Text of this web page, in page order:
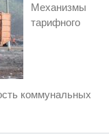
Механизмы
тарифного
коммунальных
i